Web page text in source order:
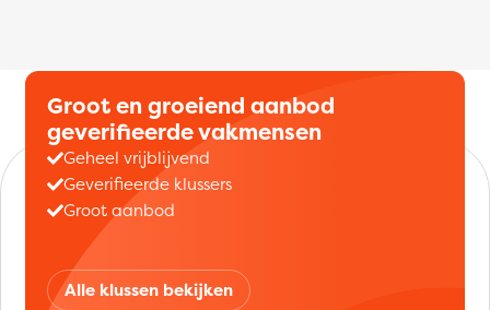
Groot en groeiend aanbod
geverifieerde vakmensen
Geheel vrijblijvend
Geverifieerde klussers
Groot aanbod
Alle klussen bekijken